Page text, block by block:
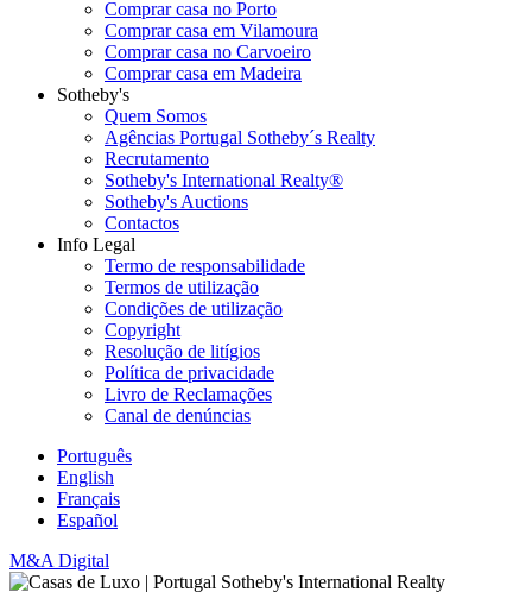
Comprar casa no Porto
Comprar casa em Vilamoura
Comprar casa no Carvoeiro
Comprar casa em Madeira
Sotheby's
Quem Somos
Agências Portugal Sotheby´s Realty
Recrutamento
Sotheby's International Realty®
Sotheby's Auctions
Contactos
Info Legal
Termo de responsabilidade
Termos de utilização
Condições de utilização
Copyright
Resolução de litígios
Política de privacidade
Livro de Reclamações
Canal de denúncias
Português
English
Français
Español
M&A Digital